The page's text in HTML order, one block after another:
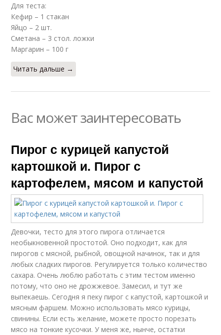
Для теста:
Кефир – 1 стакан
Яйцо – 2 шт.
Сметана – 3 стол. ложки
Маргарин – 100 г
Читать дальше →
Вас может заинтересовать
Пирог с курицей капустой
картошкой и. Пирог с
картофелем, мясом и капустой
Девочки, тесто для этого пирога отличается
необыкновенной простотой. Оно подходит, как для
пирогов с мясной, рыбной, овощной начинок, так и для
любых сладких пирогов. Регулируется только количество
сахара. Очень люблю работать с этим тестом именно
потому, что оно не дрожжевое. Замесил, и тут же
выпекаешь. Сегодня я пеку пирог с капустой, картошкой и
мясным фаршем. Можно использовать мясо курицы,
свинины. Если есть желание, можете просто порезать
мясо на тонкие кусочки. У меня же, нынче, остатки